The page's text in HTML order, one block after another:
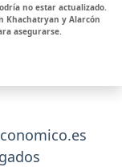
no estar actualizado.
Khachatryan y Alarcón
asegurarse.